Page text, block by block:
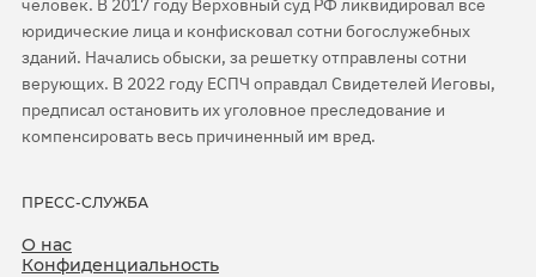
человек. В 2017 году Верховный суд РФ ликвидировал все
юридические лица и конфисковал сотни богослужебных
зданий. Начались обыски, за решетку отправлены сотни
верующих. В 2022 году ЕСПЧ оправдал Свидетелей Иеговы,
предписал остановить их уголовное преследование и
компенсировать весь причиненный им вред.
ПРЕСС-СЛУЖБА
О нас
Конфиденциальность